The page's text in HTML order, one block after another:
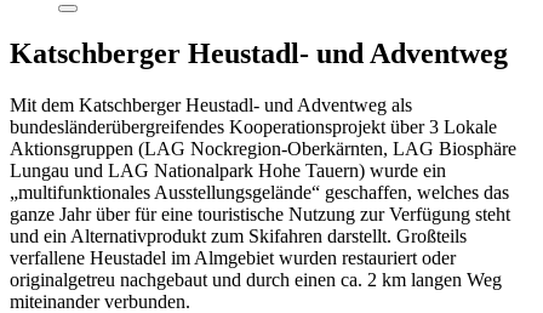
Katschberger Heustadl- und Adventweg
Mit dem Katschberger Heustadl- und Adventweg als
bundesländerübergreifendes Kooperationsprojekt über 3 Lokale
Aktionsgruppen (LAG Nockregion-Oberkärnten, LAG Biosphäre
Lungau und LAG Nationalpark Hohe Tauern) wurde ein
„multifunktionales Ausstellungsgelände“ geschaffen, welches das
ganze Jahr über für eine touristische Nutzung zur Verfügung steht
und ein Alternativprodukt zum Skifahren darstellt. Großteils
verfallene Heustadel im Almgebiet wurden restauriert oder
originalgetreu nachgebaut und durch einen ca. 2 km langen Weg
miteinander verbunden.